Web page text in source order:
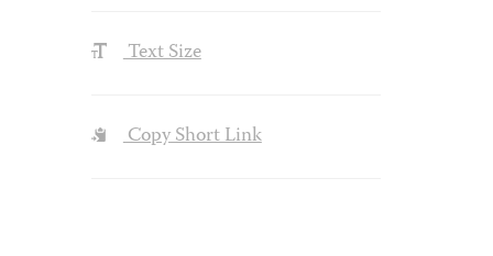
Text Size
Copy Short Link